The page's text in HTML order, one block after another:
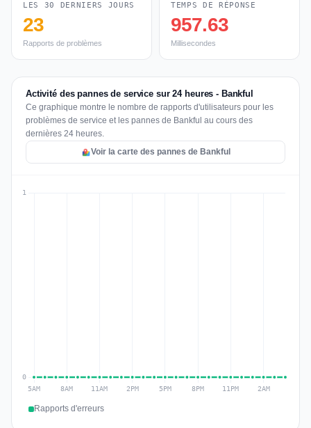
LES 30 DERNIERS JOURS
23
Rapports de problèmes
TEMPS DE RÉPONSE
957.63
Millisecondes
Activité des pannes de service sur 24 heures - Bankful
Ce graphique montre le nombre de rapports d'utilisateurs pour les
problèmes de service et les pannes de Bankful au cours des
dernières 24 heures.
Voir la carte des pannes de Bankful
Rapports d'erreurs